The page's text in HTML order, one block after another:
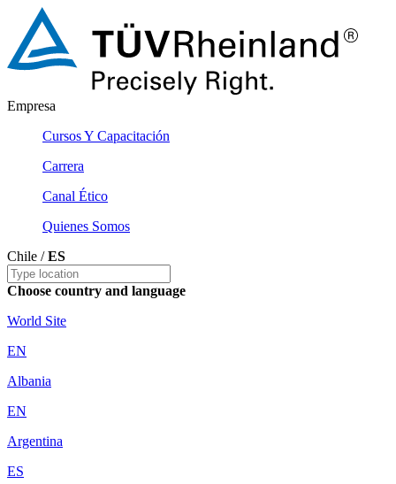
Empresa
Cursos Y Capacitación
Carrera
Canal Ético
Quienes Somos
Chile /ES
Choose country and language
World Site
EN
Albania
EN
Argentina
ES